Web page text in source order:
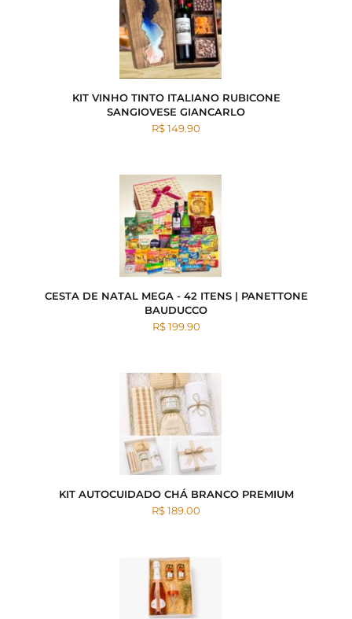
KIT VINHO TINTO ITALIANO RUBICONE
SANGIOVESE GIANCARLO
R$ 149.90
CESTA DE NATAL MEGA - 42 ITENS | PANETTONE
BAUDUCCO
R$ 199.90
KIT AUTOCUIDADO CHÁ BRANCO PREMIUM
R$ 189.00